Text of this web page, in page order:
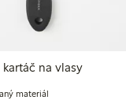
na vlasy
Kč
materiál